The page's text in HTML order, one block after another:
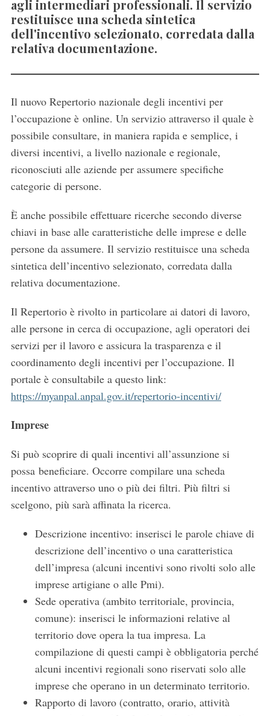
agli intermediari professionali. Il servizio
restituisce una scheda sintetica
dell'incentivo selezionato, corredata dalla
relativa documentazione.
Il nuovo Repertorio nazionale degli incentivi per
l’occupazione è online. Un servizio attraverso il quale è
possibile consultare, in maniera rapida e semplice, i
diversi incentivi, a livello nazionale e regionale,
riconosciuti alle aziende per assumere specifiche
categorie di persone.
È anche possibile effettuare ricerche secondo diverse
chiavi in base alle caratteristiche delle imprese e delle
persone da assumere. Il servizio restituisce una scheda
sintetica dell’incentivo selezionato, corredata dalla
relativa documentazione.
Il Repertorio è rivolto in particolare ai datori di lavoro,
alle persone in cerca di occupazione, agli operatori dei
servizi per il lavoro e assicura la trasparenza e il
coordinamento degli incentivi per l’occupazione. Il
portale è consultabile a questo link:
https://myanpal.anpal.gov.it/repertorio-incentivi/
Imprese
Si può scoprire di quali incentivi all’assunzione si
possa beneficiare. Occorre compilare una scheda
incentivo attraverso uno o più dei filtri. Più filtri si
scelgono, più sarà affinata la ricerca.
Descrizione incentivo: inserisci le parole chiave di
descrizione dell’incentivo o una caratteristica
dell’impresa (alcuni incentivi sono rivolti solo alle
imprese artigiane o alle Pmi).
Sede operativa (ambito territoriale, provincia,
comune): inserisci le informazioni relative al
territorio dove opera la tua impresa. La
compilazione di questi campi è obbligatoria perché
alcuni incentivi regionali sono riservati solo alle
imprese che operano in un determinato territorio.
Rapporto di lavoro (contratto, orario, attività